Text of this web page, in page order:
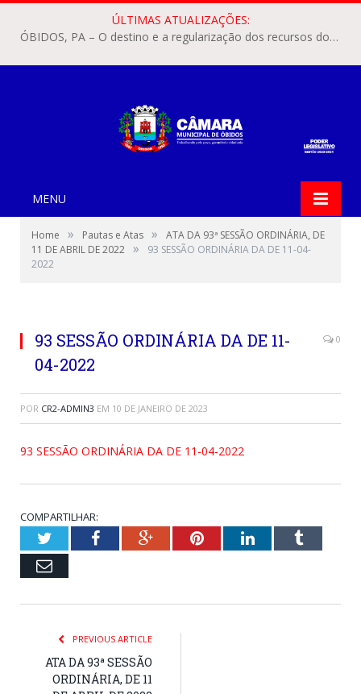
ÚLTIMAS ATUALIZAÇÕES:
ÓBIDOS, PA – O destino e a regularização dos recursos dos Precatórios do FUNDEF (Fundo de Manutenção e Desenvolvimento do Ensino Fundamental e de Valorização do Magistério) voltaram a pautar as discussões na Câmara Municipal de Óbidos.
MENU
Home » Pautas e Atas »
ATA DA 93ª SESSÃO ORDINÁRIA, DE
11 DE ABRIL DE 2022 »
93 SESSÃO ORDINÁRIA DA DE 11-04-
2022
93 SESSÃO ORDINÁRIA DA DE 11-
04-2022
0
POR CR2-ADMIN3 EM 10 DE JANEIRO DE 2023
93 SESSÃO ORDINÁRIA DA DE 11-04-2022
COMPARTILHAR:
TwitterFacebookGoogle+PinterestLinkedInTumblr
Email
PREVIOUS ARTICLE
ATA DA 93ª SESSÃO
ORDINÁRIA, DE 11